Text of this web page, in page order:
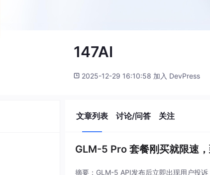
147AI
2025-12-29 16:10:58 加入 DevPress
文章列表 讨论/问答 关注
GLM-5 Pro 套餐刚买就限速
摘要：GLM-5 API发布后立即出现用户投